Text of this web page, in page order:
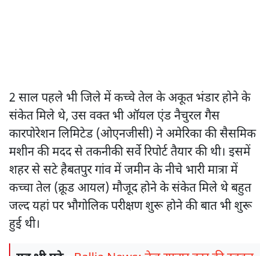
2 साल पहले भी जिले में कच्चे तेल के अकूत भंडार होने के
संकेत मिले थे, उस वक्त भी ऑयल एंड नैचुरल गैस
कारपोरेशन लिमिटेड (ओएनजीसी) ने अमेरिका की सैसमिक
मशीन की मदद से तकनीकी सर्वे रिपोर्ट तैयार की थी। इसमें
शहर से सटे हैबतपुर गांव में जमीन के नीचे भारी मात्रा में
कच्चा तेल (क्रूड आयल) मौजूद होने के संकेत मिले थे बहुत
जल्द यहां पर भौगोलिक परीक्षण शुरू होने की बात भी शुरू
हुई थी।